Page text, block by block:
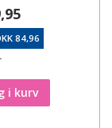
84,96
i kurv
til ønskeseddel